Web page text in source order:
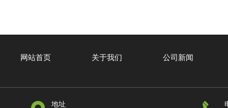
网站首页 关于我们 公司新闻
地址